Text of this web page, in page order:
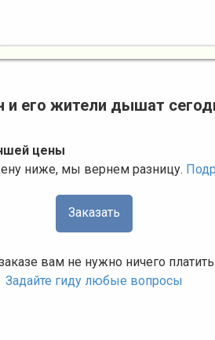
и его жители дышат
цены
ниже, мы вернем разницу.
Заказать
вам не нужно ничего платить.
Задайте гиду любые вопросы